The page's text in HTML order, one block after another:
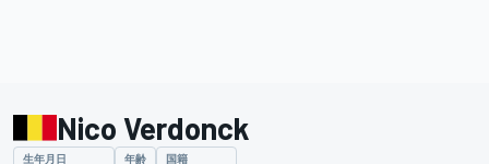
Nico Verdonck
生年月日 年齢 国籍